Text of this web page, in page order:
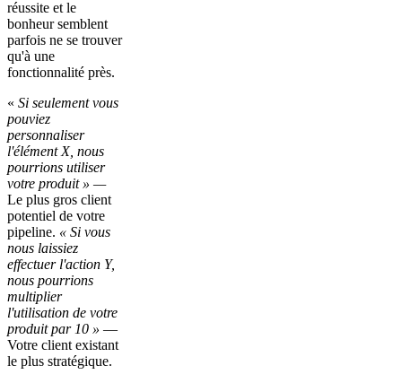
réussite et le
bonheur semblent
parfois ne se trouver
qu'à une
fonctionnalité près.
« Si seulement vous
pouviez
personnaliser
l'élément X, nous
pourrions utiliser
votre produit » —
Le plus gros client
potentiel de votre
pipeline. « Si vous
nous laissiez
effectuer l'action Y,
nous pourrions
multiplier
l'utilisation de votre
produit par 10 » —
Votre client existant
le plus stratégique.